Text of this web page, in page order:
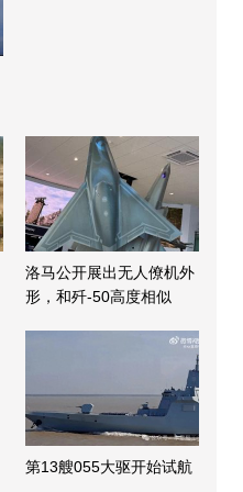
洛马公开展出无人僚机外
形，和歼-50高度相似
第13艘055大驱开始试航